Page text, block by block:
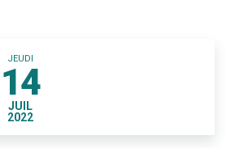
JEUDI
14
JUIL
2022